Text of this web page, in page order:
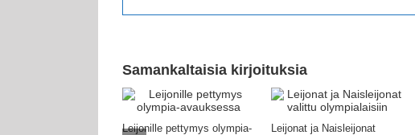
Samankaltaisia kirjoituksia
Leijonille pettymys olympia-
Leijonat ja Naisleijonat